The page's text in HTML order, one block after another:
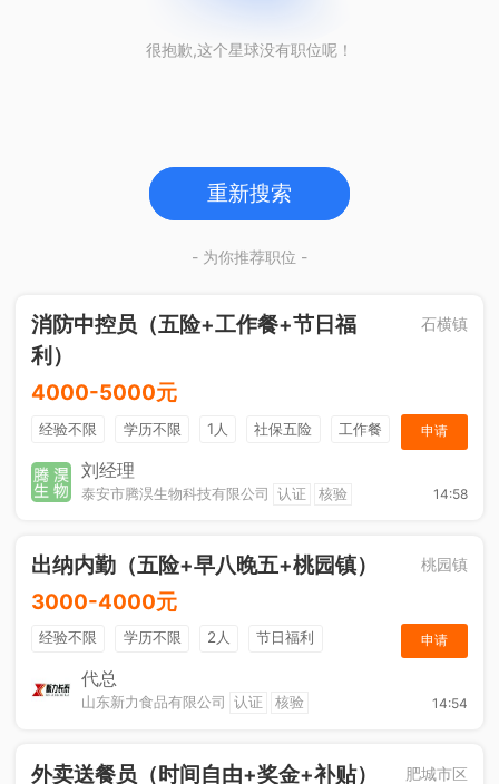
很抱歉,这个星球没有职位呢！
重新搜索
- 为你推荐职位 -
消防中控员（五险+工作餐+节日福
利）
石横镇
4000-5000元
经验不限 学历不限 1人 社保五险
工作餐
节日福利
申请
刘经理
泰安市腾淏生物科技有限公司 认证 核验 14:58
出纳内勤（五险+早八晚五+桃园镇） 桃园镇
3000-4000元
经验不限 学历不限 2人
节日福利
社保五险
工作餐
申请
代总
山东新力食品有限公司 认证 核验 14:54
外卖送餐员（时间自由+奖金+补贴） 肥城市区